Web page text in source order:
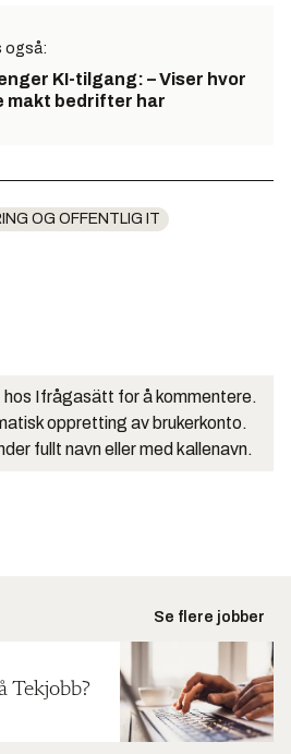
også:
KI-tilgang: – Viser hvor
makt bedrifter har
OG OFFENTLIG IT
Ifrågasätt for å kommentere.
oppretting av brukerkonto.
fullt navn eller med kallenavn.
Se flere jobber
Tekjobb?